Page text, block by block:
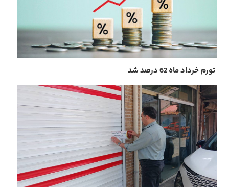
تورم خرداد ماه 62 درصد شد